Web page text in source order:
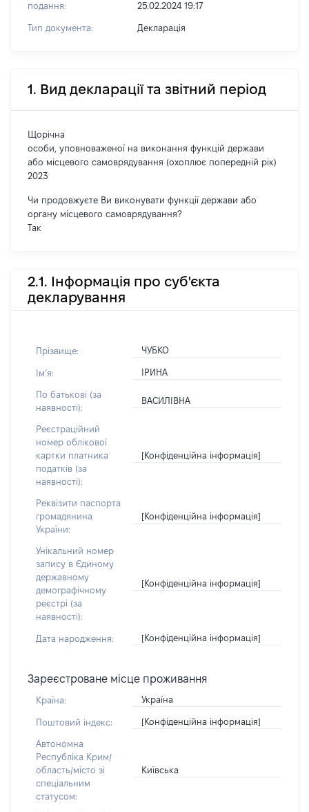
подання:
25.02.2024 19:17
Тип документа: Декларація
1. Вид декларації та звітний період
Щорічна
особи, уповноваженої на виконання функцій держави
або місцевого самоврядування (охоплює попередній рік)
2023
Чи продовжуєте Ви виконувати функції держави або
органу місцевого самоврядування?
Так
2.1. Інформація про суб'єкта
декларування
Прізвище: ЧУБКО
Імʼя: ІРИНА
По батькові (за
наявності):
ВАСИЛІВНА
Реєстраційний
номер облікової
картки платника
податків (за
наявності):
[Конфіденційна інформація]
Реквізити паспорта
громадянина
України:
[Конфіденційна інформація]
Унікальний номер
запису в Єдиному
державному
демографічному
реєстрі (за
наявності):
[Конфіденційна інформація]
Дата народження: [Конфіденційна інформація]
Зареєстроване місце проживання
Країна: Україна
Поштовий індекс: [Конфіденційна інформація]
Автономна
Республіка Крим/
область/місто зі
спеціальним
статусом:
Київська